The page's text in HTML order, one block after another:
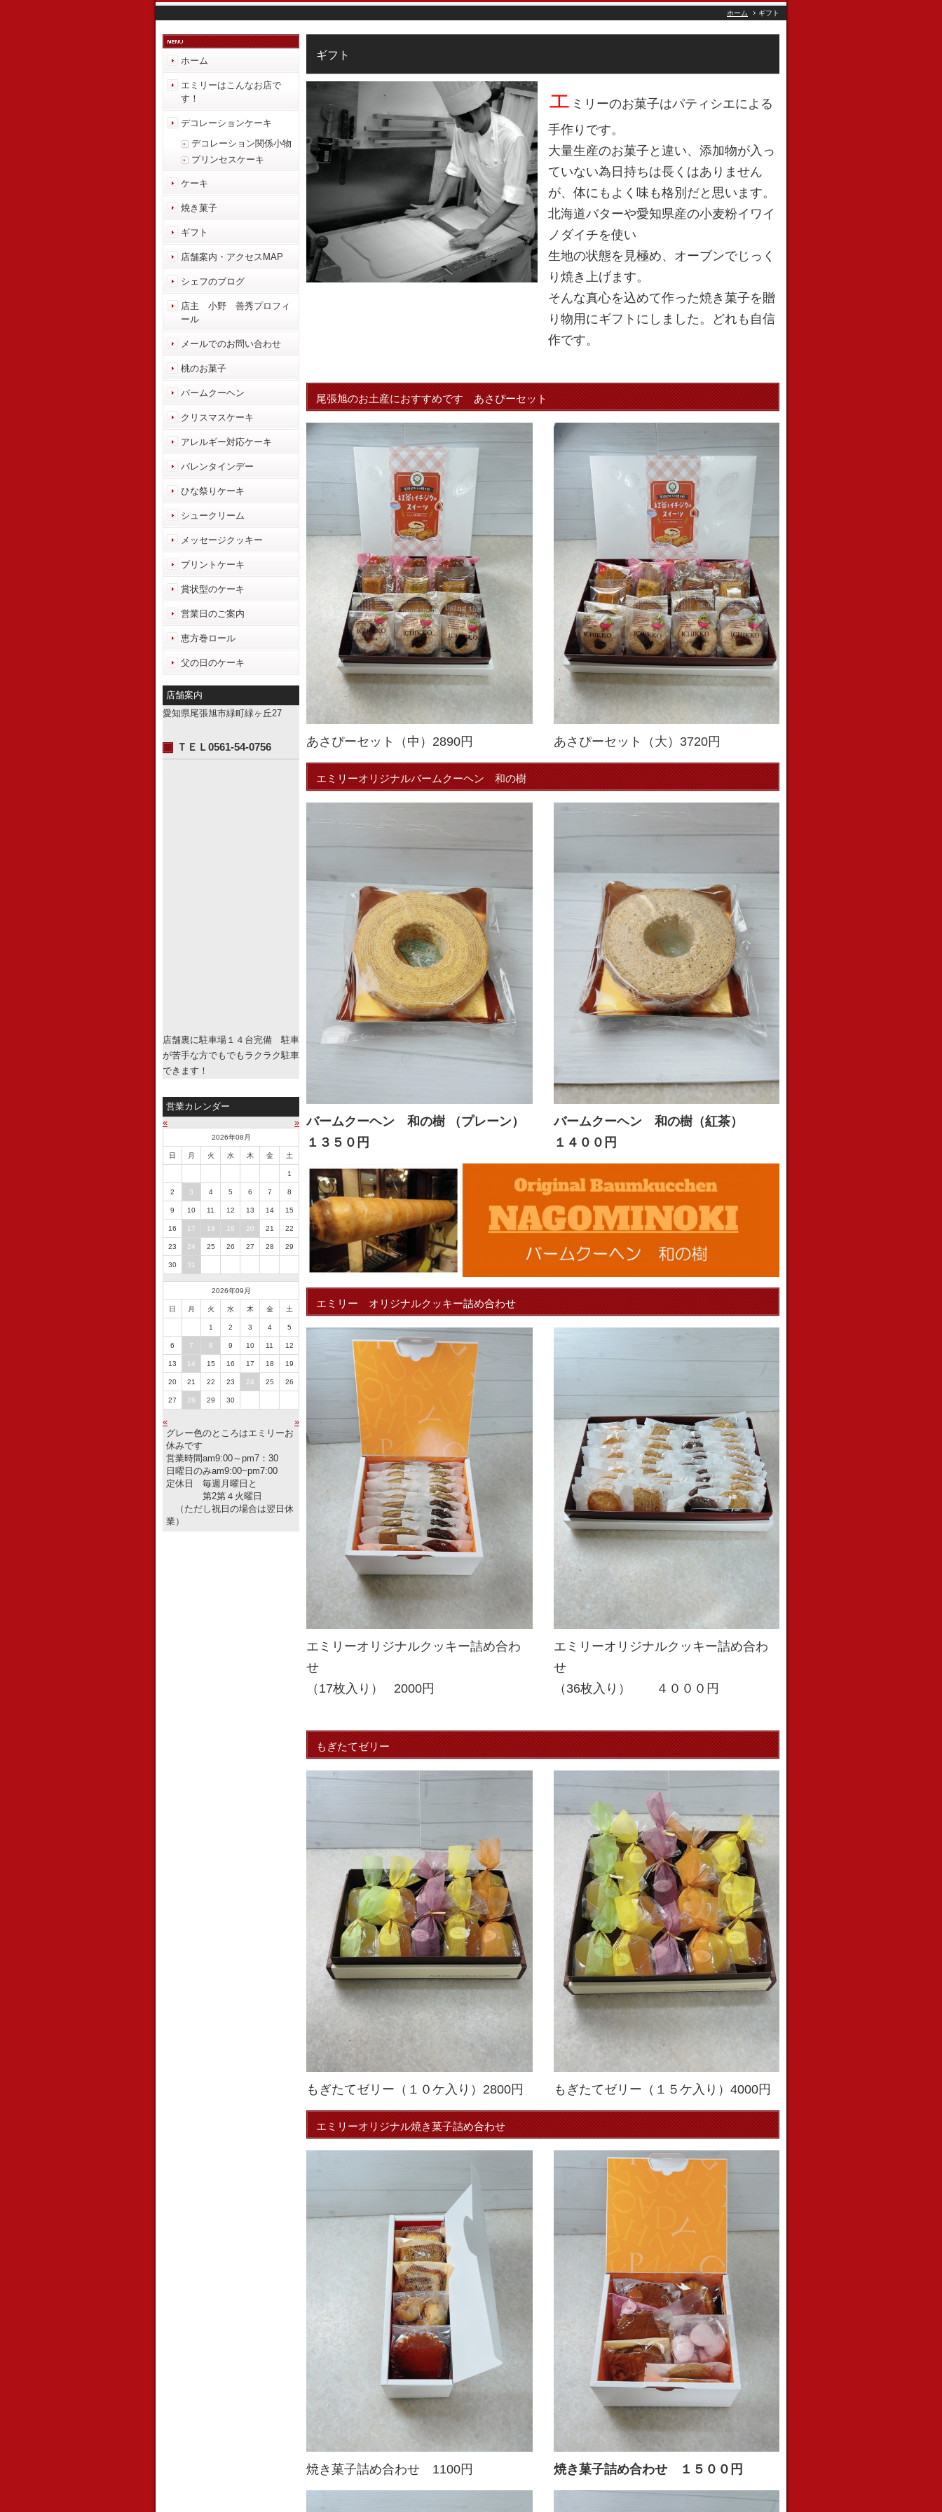
ホーム ギフト
ギフト
エ ミリーのお菓子はパティシエによる
手作りです。
大量生産のお菓子と違い、添加物が入っ
ていない為日持ちは長くはありません
が、体にもよく味も格別だと思います。
北海道バターや愛知県産の小麦粉イワイ
ノダイチを使い
生地の状態を見極め、オーブンでじっく
り焼き上げます。
そんな真心を込めて作った焼き菓子を贈
り物用にギフトにしました。どれも自信
作です。
尾張旭のお土産におすすめです あさぴーセット
あさぴーセット（中）2890円 あさぴーセット（大）3720円
エミリーオリジナルバームクーヘン 和の樹
バームクーヘン 和の樹 （プレーン）
１３５０円
バームクーヘン 和の樹（紅茶）
１４００円
エミリー オリジナルクッキー詰め合わせ
エミリーオリジナルクッキー詰め合わ
せ
（17枚入り） 2000円
エミリーオリジナルクッキー詰め合わ
せ
（36枚入り） ４０００円
もぎたてゼリー
もぎたてゼリー（１０ケ入り）2800円 もぎたてゼリー（１５ケ入り）4000円
エミリーオリジナル焼き菓子詰め合わせ
焼き菓子詰め合わせ 1100円 焼き菓子詰め合わせ １５００円
ホーム
エミリーはこんなお店で
す！
デコレーションケーキ
デコレーション関係小物
プリンセスケーキ
ケーキ
焼き菓子
ギフト
店舗案内・アクセスMAP
シェフのブログ
店主 小野 善秀プロフィ
ール
メールでのお問い合わせ
桃のお菓子
バームクーヘン
クリスマスケーキ
アレルギー対応ケーキ
バレンタインデー
ひな祭りケーキ
シュークリーム
メッセージクッキー
プリントケーキ
賞状型のケーキ
営業日のご案内
恵方巻ロール
父の日のケーキ
店舗案内
愛知県尾張旭市緑町緑ヶ丘27
ＴＥＬ0561-54-0756
店舗裏に駐車場１４台完備 駐車
が苦手な方でもでもラクラク駐車
できます！
営業カレンダー
«
»
2026年08月
日 月 火 水 木 金 土
1
2 3 4 5 6 7 8
9 10 11 12 13 14 15
16 17 18 19 20 21 22
23 24 25 26 27 28 29
30 31
2026年09月
日 月 火 水 木 金 土
1 2 3 4 5
6 7 8 9 10 11 12
13 14 15 16 17 18 19
20 21 22 23 24 25 26
27 28 29 30
«
»
グレー色のところはエミリーお
休みです
営業時間am9:00～pm7：30
日曜日のみam9:00~pm7:00
定休日 毎週月曜日と
第2第４火曜日
（ただし祝日の場合は翌日休
業）